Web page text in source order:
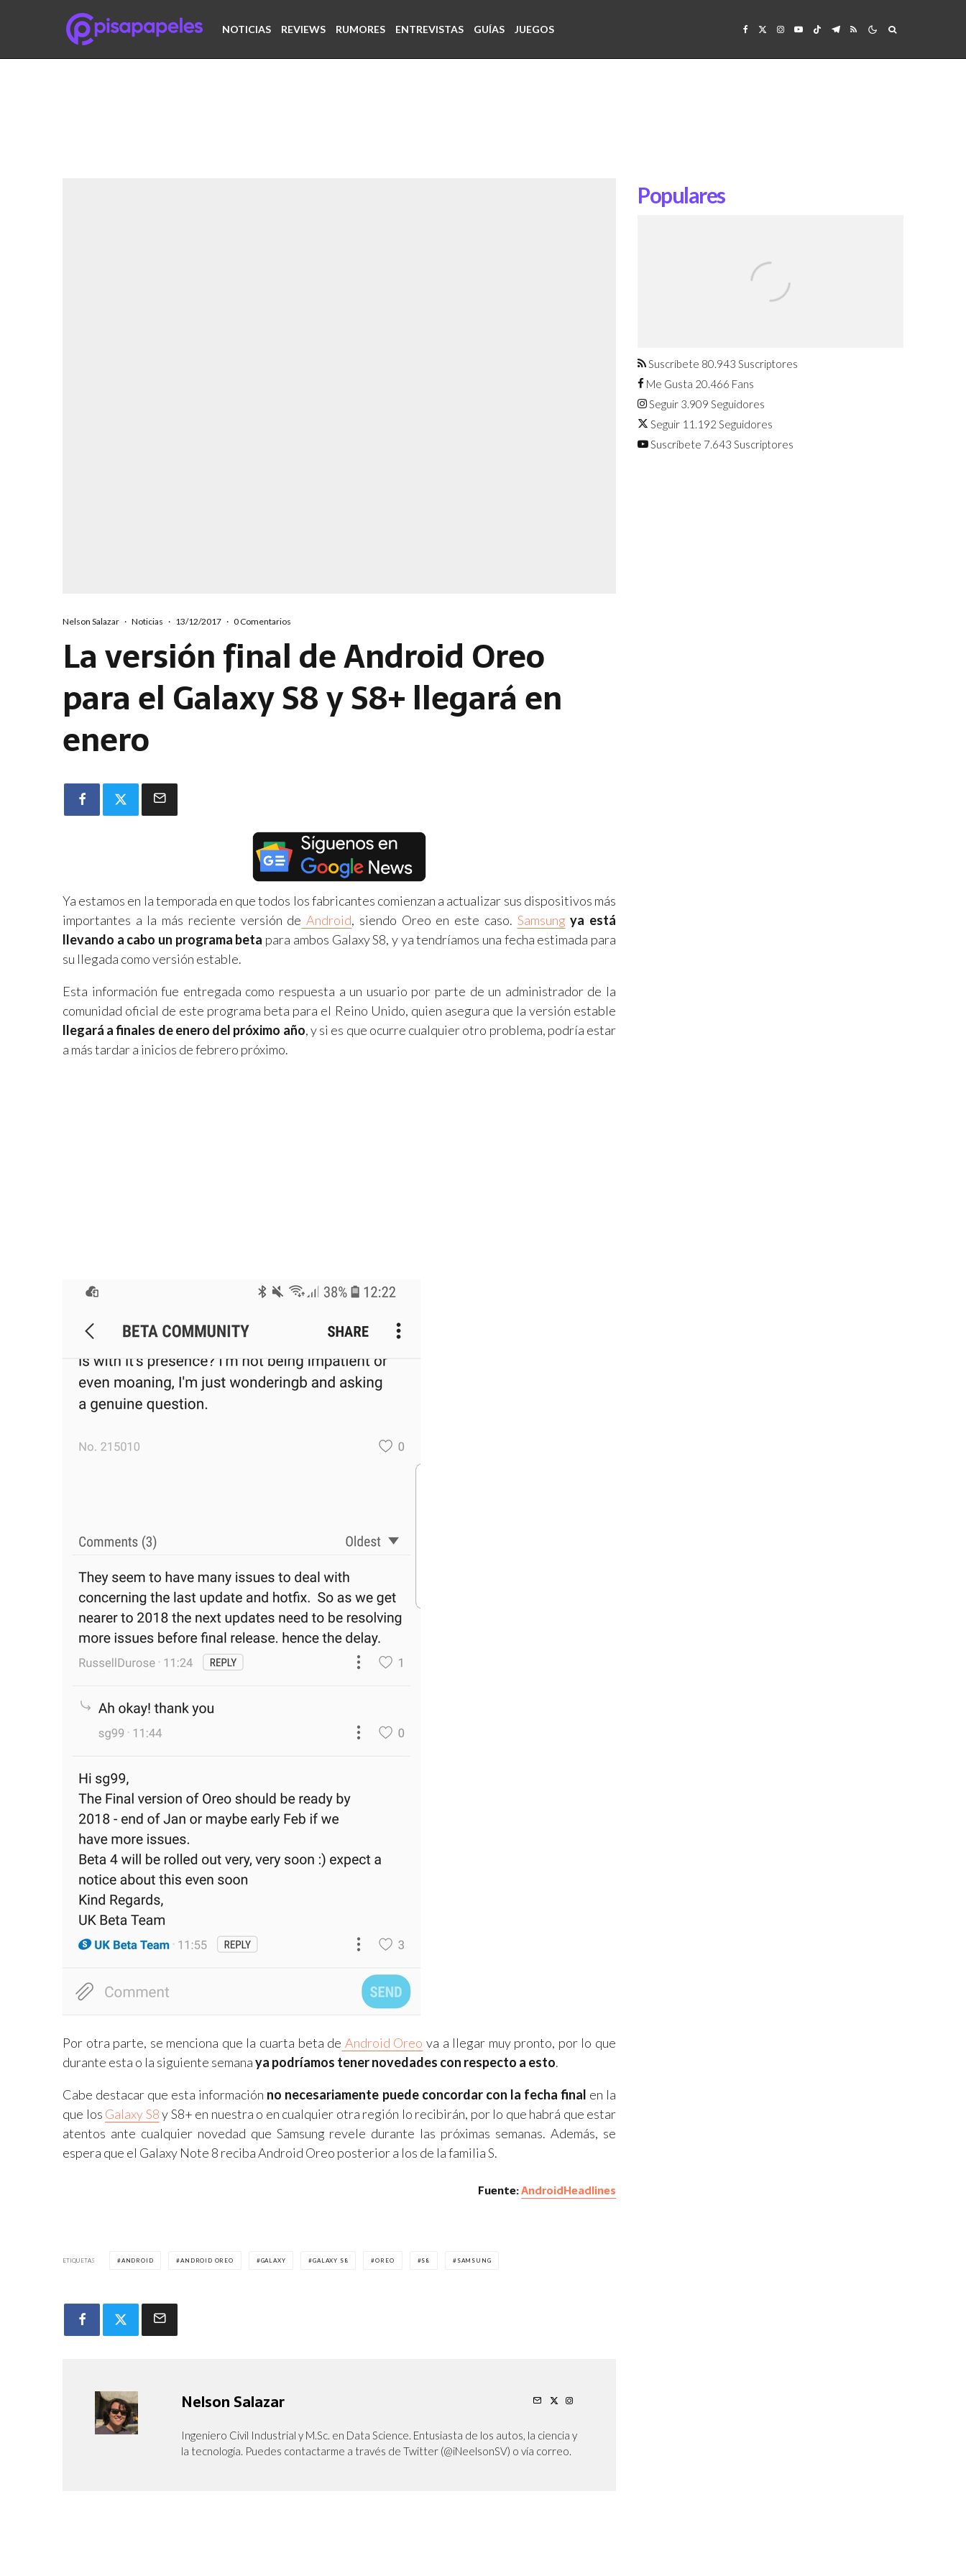
NOTICIAS REVIEWS RUMORES ENTREVISTAS GUÍAS JUEGOS
Nelson Salazar · Noticias · 13/12/2017 · 0 Comentarios
La versión final de Android Oreo
para el Galaxy S8 y S8+ llegará en
enero
Ya estamos en la temporada en que todos los fabricantes comienzan a actualizar sus dispositivos más
importantes a la más reciente versión de Android, siendo Oreo en este caso. Samsung ya está
llevando a cabo un programa beta para ambos Galaxy S8, y ya tendríamos una fecha estimada para
su llegada como versión estable.
Esta información fue entregada como respuesta a un usuario por parte de un administrador de la
comunidad oficial de este programa beta para el Reino Unido, quien asegura que la versión estable
llegará a finales de enero del próximo año, y si es que ocurre cualquier otro problema, podría estar
a más tardar a inicios de febrero próximo.
Por otra parte, se menciona que la cuarta beta de Android Oreo va a llegar muy pronto, por lo que
durante esta o la siguiente semanaya podríamos tener novedades con respecto a esto.
Cabe destacar que esta información no necesariamente puede concordar con la fecha final en la
que los Galaxy S8y S8+ en nuestra o en cualquier otra región lo recibirán, por lo que habrá que estar
atentos ante cualquier novedad que Samsung revele durante las próximas semanas. Además, se
espera que el Galaxy Note 8 reciba Android Oreo posterior a los de la familia S.
Fuente:AndroidHeadlines
ETIQUETAS ANDROID ANDROID OREO GALAXY GALAXY S8 OREO S8 SAMSUNG
Nelson Salazar
Ingeniero Civil Industrial y M.Sc. en Data Science. Entusiasta de los autos, la ciencia y
la tecnología. Puedes contactarme a través de Twitter (@iNeelsonSV) o vía correo.
Populares
agosto
Suscríbete 80.943 Suscriptores
Me Gusta 20.466 Fans
Seguir 3.909 Seguidores
Seguir 11.192 Seguidores
Suscríbete 7.643 Suscriptores